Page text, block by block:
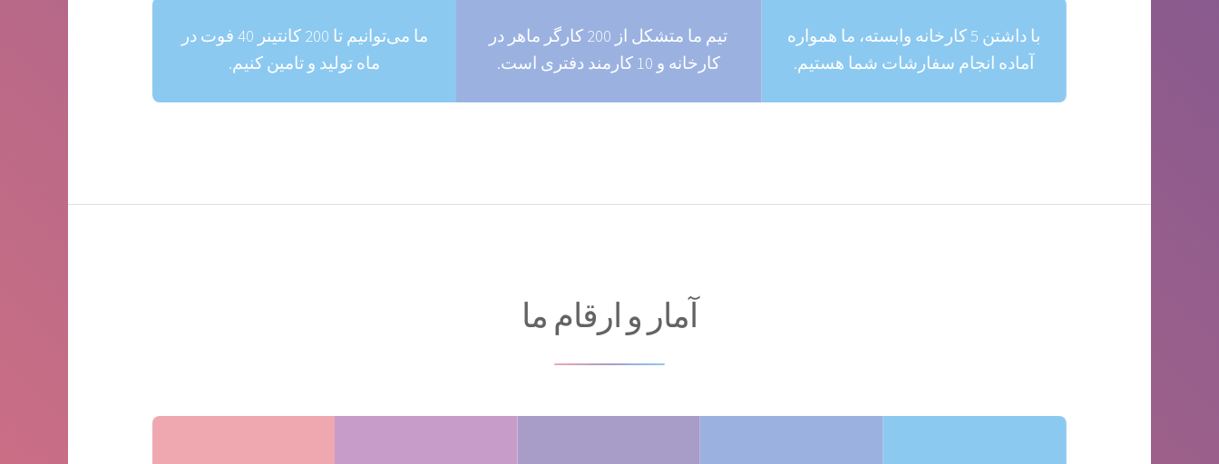
ما می‌توانیم تا 200 کانتینر 40 فوت در
ماه تولید و تامین کنیم.
تیم ما متشکل از 200 کارگر ماهر در
کارخانه و 10 کارمند دفتری است.
با داشتن 5 کارخانه وابسته، ما همواره
آماده انجام سفارشات شما هستیم.
آمار و ارقام ما